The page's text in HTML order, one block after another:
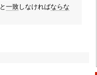
と 一致しなければならな